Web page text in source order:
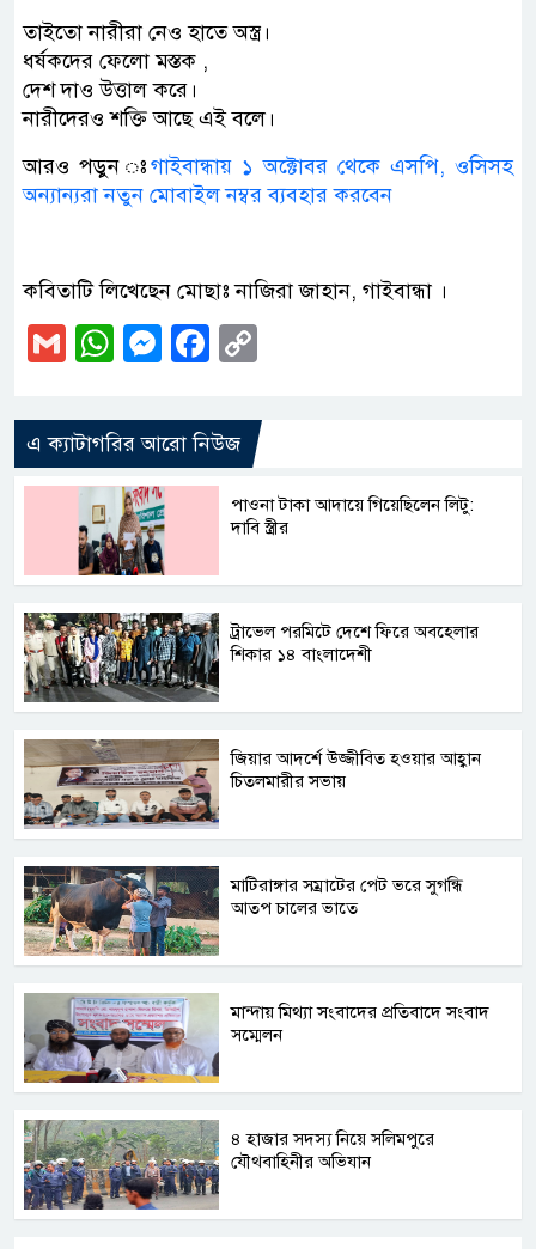
তাইতো নারীরা নেও হাতে অস্ত্র।
ধর্ষকদের ফেলো মস্তক ,
দেশ দাও উত্তাল করে।
নারীদেরও শক্তি আছে এই বলে।
আরও পড়ুন ঃগাইবান্ধায় ১ অক্টোবর থেকে এসপি, ওসিসহ
অন্যান্যরা নতুন মোবাইল নম্বর ব্যবহার করবেন
কবিতাটি লিখেছেন মোছাঃ নাজিরা জাহান, গাইবান্ধা ।
GmailWhatsApp
Messenger
Facebook
এ ক্যাটাগরির আরো নিউজ
পাওনা টাকা আদায়ে গিয়েছিলেন লিটু:
দাবি স্ত্রীর
ট্রাভেল পরমিটে দেশে ফিরে অবহেলার
শিকার ১৪ বাংলাদেশী
জিয়ার আদর্শে উজ্জীবিত হওয়ার আহ্বান
চিতলমারীর সভায়
মাটিরাঙ্গার সম্রাটের পেট ভরে সুগন্ধি
আতপ চালের ভাতে
মান্দায় মিথ্যা সংবাদের প্রতিবাদে সংবাদ
সম্মেলন
৪ হাজার সদস্য নিয়ে সলিমপুরে
যৌথবাহিনীর অভিযান